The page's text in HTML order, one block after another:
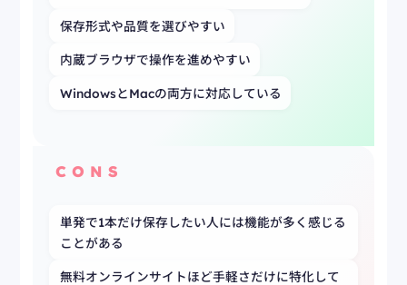
保存形式や品質を選びやすい
内蔵ブラウザで操作を進めやすい
WindowsとMacの両方に対応している
CONS
単発で1本だけ保存したい人には機能が多く感じる
ことがある
無料オンラインサイトほど手軽さだけに特化して